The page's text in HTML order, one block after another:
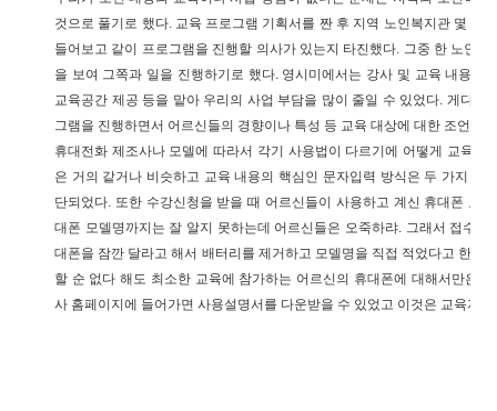
것으로 풀기로 했다. 교육 프로그램 기획서를 짠 후 지역 노인복지관 몇 군
들어보고 같이 프로그램을 진행할 의사가 있는지 타진했다. 그중 한 노인
을 보여 그쪽과 일을 진행하기로 했다. 영시미에서는 강사 및 교육 내용을
교육공간 제공 등을 맡아 우리의 사업 부담을 많이 줄일 수 있었다. 게다가
그램을 진행하면서 어르신들의 경향이나 특성 등 교육 대상에 대한 조언이
휴대전화 제조사나 모델에 따라서 각기 사용법이 다르기에 어떻게 교육이
은 거의 같거나 비슷하고 교육 내용의 핵심인 문자입력 방식은 두 가지 정
단되었다. 또한 수강신청을 받을 때 어르신들이 사용하고 계신 휴대폰 모
대폰 모델명까지는 잘 알지 못하는데 어르신들은 오죽하랴. 그래서 접수
대폰을 잠깐 달라고 해서 배터리를 제거하고 모델명을 직접 적었다고 한다.
할 순 없다 해도 최소한 교육에 참가하는 어르신의 휴대폰에 대해서만은
사 홈페이지에 들어가면 사용설명서를 다운받을 수 있었고 이것은 교육자